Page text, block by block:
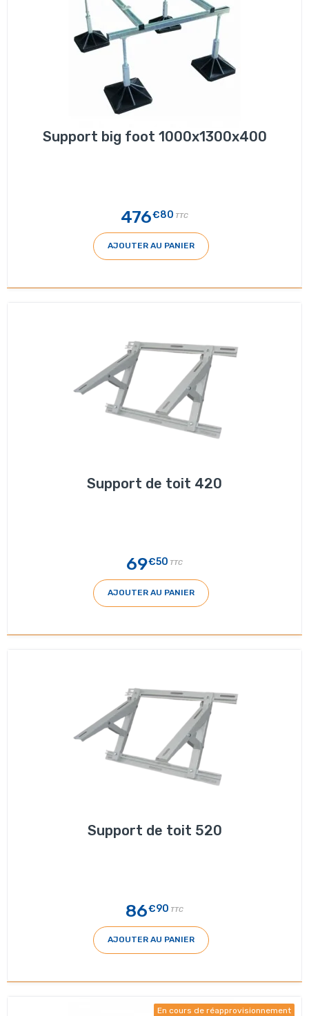
Support big foot 1000x1300x400
476€80 TTC
AJOUTER AU PANIER
Support de toit 420
69€50 TTC
AJOUTER AU PANIER
Support de toit 520
86€90 TTC
AJOUTER AU PANIER
En cours de réapprovisionnement